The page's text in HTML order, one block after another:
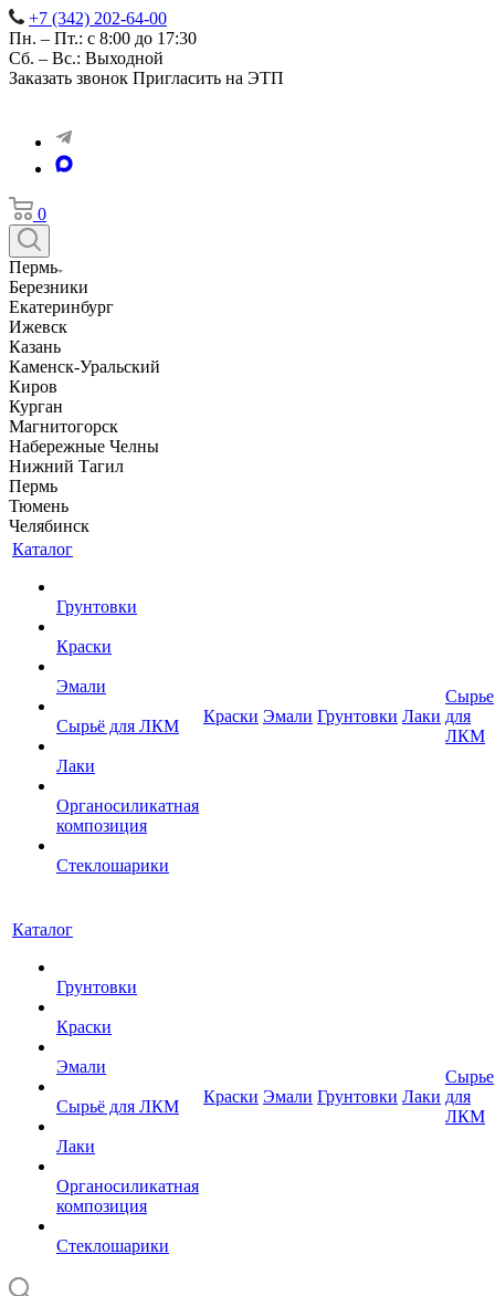
+7 (342) 202-64-00
Пн. – Пт.: с 8:00 до 17:30
Сб. – Вс.: Выходной
Заказать звонок Пригласить на ЭТП
0
Пермь
Березники
Екатеринбург
Ижевск
Казань
Каменск-Уральский
Киров
Курган
Магнитогорск
Набережные Челны
Нижний Тагил
Пермь
Тюмень
Челябинск
Каталог
Грунтовки
Краски
Эмали
Сырьё для ЛКМ
Лаки
Органосиликатная
композиция
Стеклошарики
Краски Эмали Грунтовки Лаки
Сырье
для
ЛКМ
Каталог
Грунтовки
Краски
Эмали
Сырьё для ЛКМ
Лаки
Органосиликатная
композиция
Стеклошарики
Краски Эмали Грунтовки Лаки
Сырье
для
ЛКМ